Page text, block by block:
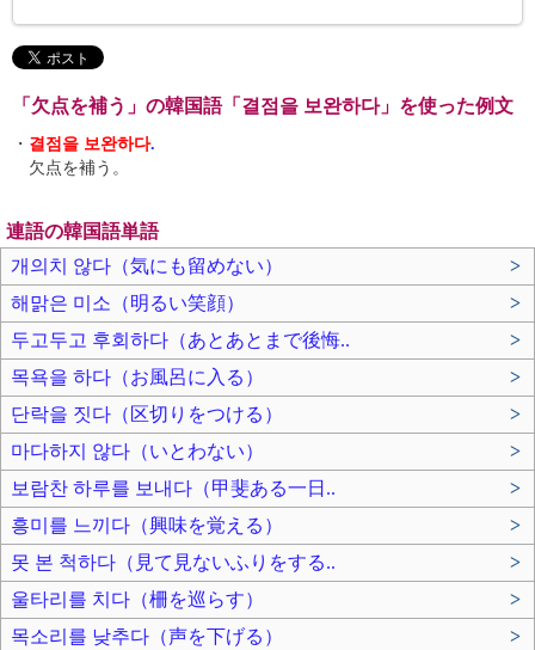
「欠点を補う」の韓国語「결점을 보완하다」を使った例文
・ 결점을 보완하다.
欠点を補う。
連語の韓国語単語
개의치 않다（気にも留めない）
>
해맑은 미소（明るい笑顔）
>
두고두고 후회하다（あとあとまで後悔..
>
목욕을 하다（お風呂に入る）
>
단락을 짓다（区切りをつける）
>
마다하지 않다（いとわない）
>
보람찬 하루를 보내다（甲斐ある一日..
>
흥미를 느끼다（興味を覚える）
>
못 본 척하다（見て見ないふりをする..
>
울타리를 치다（柵を巡らす）
>
목소리를 낮추다（声を下げる）
>